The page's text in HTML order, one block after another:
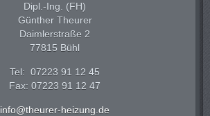
Dipl.-Ing. (FH)
Günther Theurer
Daimlerstraße 2
77815 Bühl
Tel: 07223 91 12 45
Fax: 07223 91 12 47
info@theurer-heizung.de